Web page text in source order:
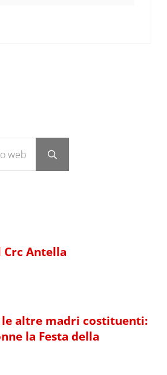
Submit search
Crc Antella
le altre madri costituenti:
la Festa della